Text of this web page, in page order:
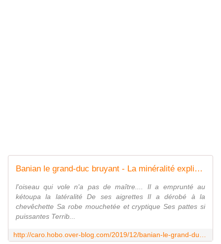
Banian le grand-duc bruyant - La minéralité expliquée aux cailloux
l'oiseau qui vole n'a pas de maître.... Il a emprunté au
kétoupa la latéralité De ses aigrettes Il a dérobé à la
chevêchette Sa robe mouchetée et cryptique Ses pattes si
puissantes Terrib...